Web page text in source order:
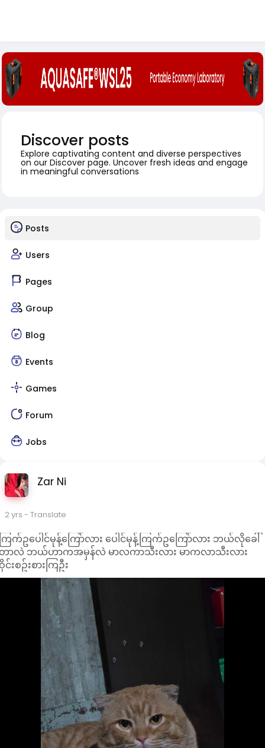
Discover posts
Explore captivating content and diverse perspectives
on our Discover page. Uncover fresh ideas and engage
in meaningful conversations
Posts
Users
Pages
Group
Blog
Events
Games
Forum
Jobs
Zar Ni
2 yrs - Translate
ြက်ဥပေါင်မုန့်ကြော်လား ပေါင်မုန့်ကြက်ဥကြော်လား ဘယ်လိုခေါ်
ာလဲ ဘယ်ဟာကအမှန်လဲ မာလကာသီးလား မာကလာသီးလား
င်းစဥ်းစားကြဦး